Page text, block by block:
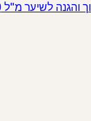
לשיער מ"ל 200 פול מיטשל